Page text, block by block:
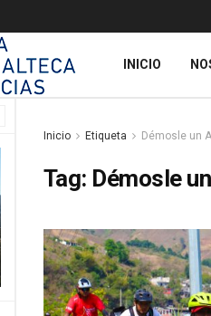
INICIO
Inicio Etiqueta Démosle un
Tag: Démosle